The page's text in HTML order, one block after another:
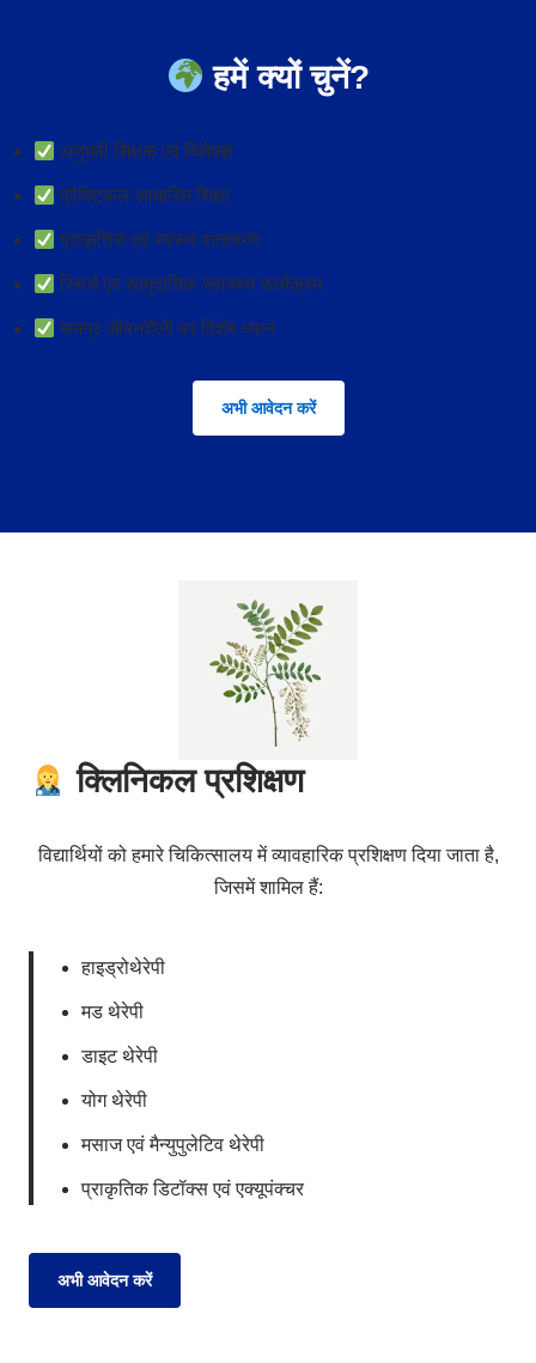
हमें क्यों चुनें?
अनुभवी शिक्षक एवं विशेषज्ञ
प्रैक्टिकल आधारित शिक्षा
प्राकृतिक एवं स्वस्थ वातावरण
रिसर्च एवं सामुदायिक स्वास्थ्य कार्यक्रम
समग्र जीवनशैली पर विशेष ध्यान
अभी आवेदन करें
क्लिनिकल प्रशिक्षण
विद्यार्थियों को हमारे चिकित्सालय में व्यावहारिक प्रशिक्षण दिया जाता है,
जिसमें शामिल हैं:
हाइड्रोथेरेपी
मड थेरेपी
डाइट थेरेपी
योग थेरेपी
मसाज एवं मैन्युपुलेटिव थेरेपी
प्राकृतिक डिटॉक्स एवं एक्यूपंक्चर
अभी आवेदन करें